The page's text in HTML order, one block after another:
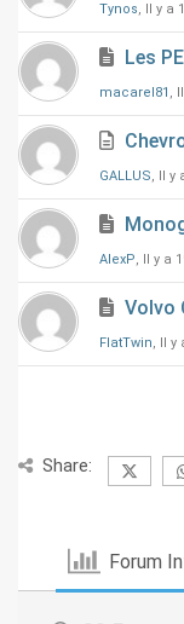
Tynos, Il y a
Les
macarel81 ,
GALLUS, Il y
AlexP, Il y a
Volvo
FlatTwin, Il y
Share:
Forum